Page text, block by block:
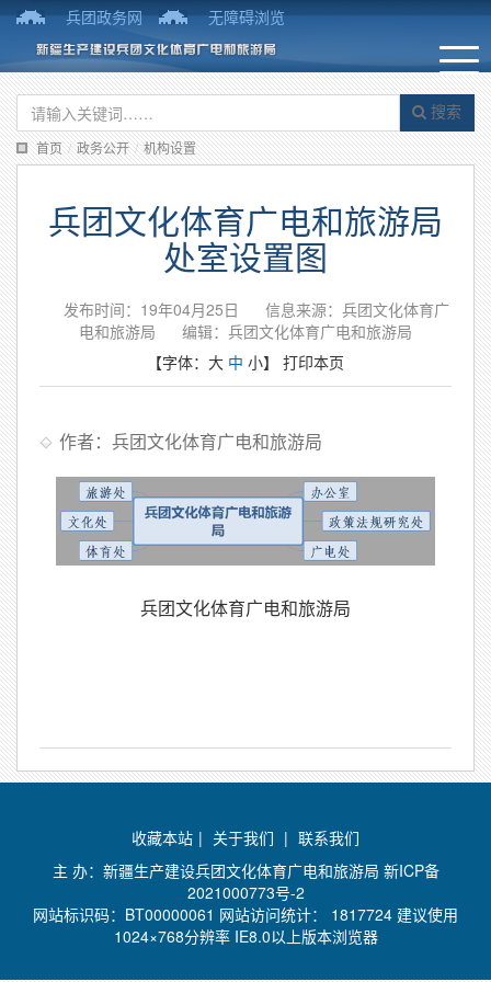
兵团政务网 无障碍浏览
搜索
首页 / 政务公开 / 机构设置
兵团文化体育广电和旅游局
处室设置图
发布时间：19年04月25日
信息来源：兵团文化体育广
电和旅游局
编辑：兵团文化体育广电和旅游局
【字体： 大 中 小】 打印本页
作者：兵团文化体育广电和旅游局
兵团文化体育广电和旅游局
收藏本站 | 关于我们 | 联系我们
主 办：新疆生产建设兵团文化体育广电和旅游局 新ICP备
2021000773号-2
网站标识码：BT00000061 网站访问统计： 1817724 建议使用
1024×768分辨率 IE8.0以上版本浏览器